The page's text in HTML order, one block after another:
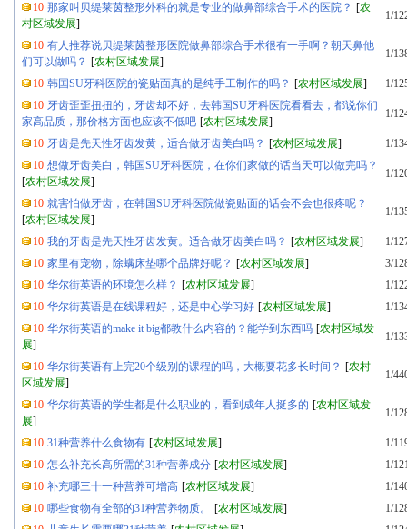
10 那家叫贝缇莱茵整形外科的就是专业的做鼻部综合手术的医院？ [农
村区域发展]
1/
10 有人推荐说贝缇莱茵整形医院做鼻部综合手术很有一手啊？朝天鼻他
们可以做吗？ [农村区域发展]
1/
10 韩国SU牙科医院的瓷贴面真的是纯手工制作的吗？ [农村区域发展]
1/
10 牙齿歪歪扭扭的，牙齿却不好，去韩国SU牙科医院看看去，都说你们
家高品质，那价格方面也应该不低吧 [农村区域发展]
1/
10 牙齿是先天性牙齿发黄，适合做牙齿美白吗？ [农村区域发展]
1/
10 想做牙齿美白，韩国SU牙科医院，在你们家做的话当天可以做完吗？
[农村区域发展]
1/
10 就害怕做牙齿，在韩国SU牙科医院做瓷贴面的话会不会也很疼呢？
[农村区域发展]
1/
10 我的牙齿是先天性牙齿发黄。适合做牙齿美白吗？ [农村区域发展]
1/
10 家里有宠物，除螨床垫哪个品牌好呢？ [农村区域发展]
3/
10 华尔街英语的环境怎么样？ [农村区域发展]
1/
10 华尔街英语是在线课程好，还是中心学习好 [农村区域发展]
1/
10 华尔街英语的make it big都教什么内容的？能学到东西吗 [农村区域发
展]
1/
10 华尔街英语有上完20个级别的课程的吗，大概要花多长时间？ [农村
区域发展]
1/
10 华尔街英语的学生都是什么职业的，看到成年人挺多的 [农村区域发
展]
1/
10 31种营养什么食物有 [农村区域发展]
1/
10 怎么补充长高所需的31种营养成分 [农村区域发展]
1/
10 补充哪三十一种营养可增高 [农村区域发展]
1/
10 哪些食物有全部的31种营养物质。 [农村区域发展]
1/